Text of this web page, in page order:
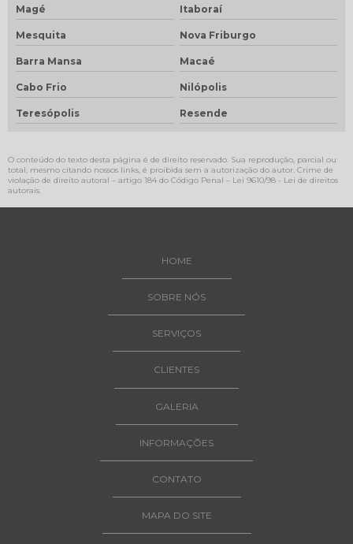
Magé Itaboraí
Mesquita Nova Friburgo
Barra Mansa Macaé
Cabo Frio Nilópolis
Teresópolis Resende
O conteúdo do texto desta página é de direito reservado. Sua reprodução, parcial ou
total, mesmo citando nossos links, é proibida sem a autorização do autor. Crime de
violação de direito autoral – artigo 184 do Código Penal – Lei 9610/98 - Lei de direitos
autorais.
HOME
SOBRE NÓS
SERVIÇOS
CLIENTES
GALERIA
INFORMAÇÕES
CONTATO
MAPA DO SITE